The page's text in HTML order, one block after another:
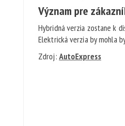
Význam pre
Hybridná verzia zostane k
Elektrická verzia by mohla
Zdroj: AutoExpress